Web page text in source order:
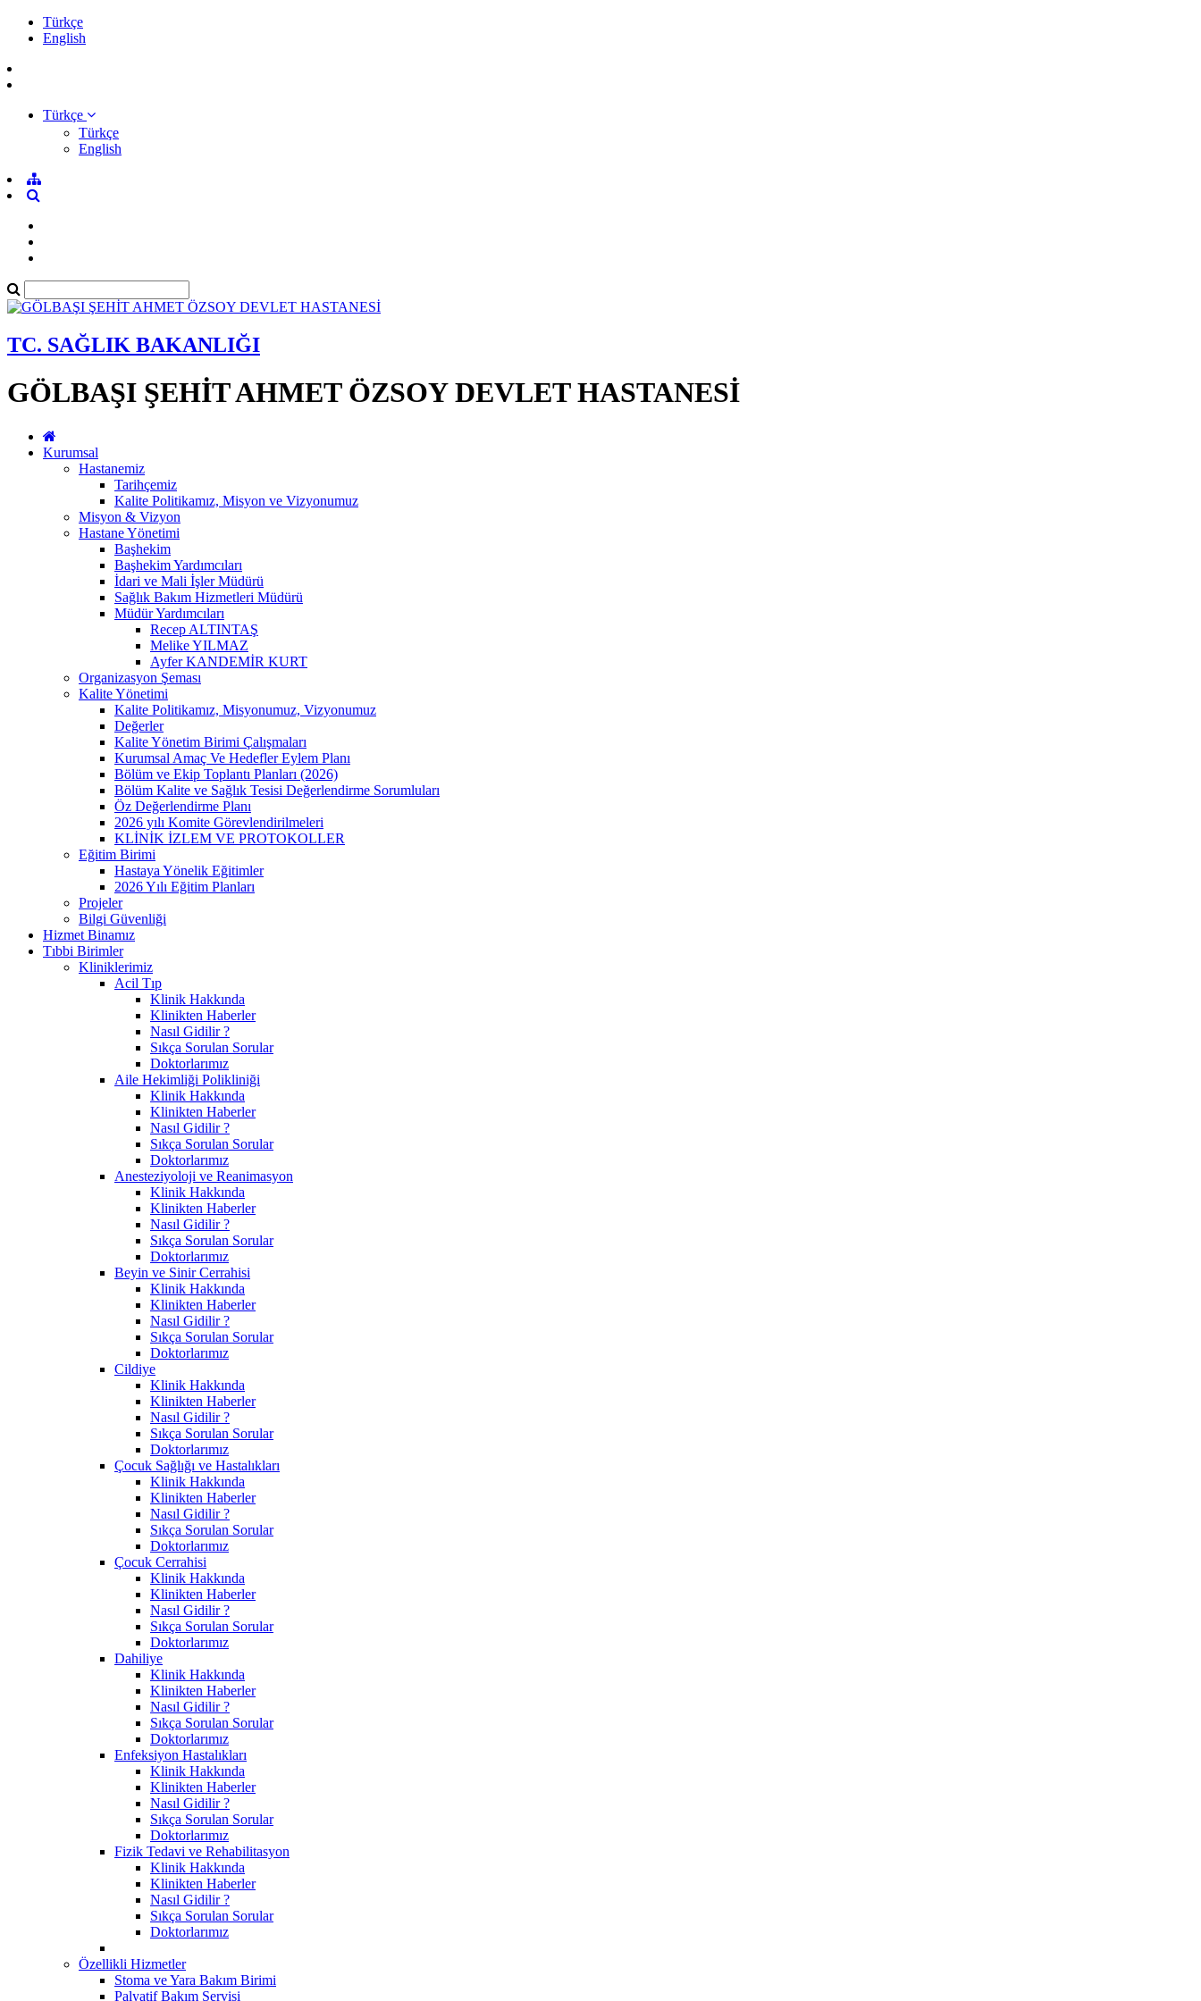
Türkçe
English
Türkçe
Türkçe
English
TC. SAĞLIK BAKANLIĞI
GÖLBAŞI ŞEHİT AHMET ÖZSOY DEVLET HASTANESİ
Kurumsal
Hastanemiz
Tarihçemiz
Kalite Politikamız, Misyon ve Vizyonumuz
Misyon & Vizyon
Hastane Yönetimi
Başhekim
Başhekim Yardımcıları
İdari ve Mali İşler Müdürü
Sağlık Bakım Hizmetleri Müdürü
Müdür Yardımcıları
Recep ALTINTAŞ
Melike YILMAZ
Ayfer KANDEMİR KURT
Organizasyon Şeması
Kalite Yönetimi
Kalite Politikamız, Misyonumuz, Vizyonumuz
Değerler
Kalite Yönetim Birimi Çalışmaları
Kurumsal Amaç Ve Hedefler Eylem Planı
Bölüm ve Ekip Toplantı Planları (2026)
Bölüm Kalite ve Sağlık Tesisi Değerlendirme Sorumluları
Öz Değerlendirme Planı
2026 yılı Komite Görevlendirilmeleri
KLİNİK İZLEM VE PROTOKOLLER
Eğitim Birimi
Hastaya Yönelik Eğitimler
2026 Yılı Eğitim Planları
Projeler
Bilgi Güvenliği
Hizmet Binamız
Tıbbi Birimler
Kliniklerimiz
Acil Tıp
Klinik Hakkında
Klinikten Haberler
Nasıl Gidilir ?
Sıkça Sorulan Sorular
Doktorlarımız
Aile Hekimliği Polikliniği
Klinik Hakkında
Klinikten Haberler
Nasıl Gidilir ?
Sıkça Sorulan Sorular
Doktorlarımız
Anesteziyoloji ve Reanimasyon
Klinik Hakkında
Klinikten Haberler
Nasıl Gidilir ?
Sıkça Sorulan Sorular
Doktorlarımız
Beyin ve Sinir Cerrahisi
Klinik Hakkında
Klinikten Haberler
Nasıl Gidilir ?
Sıkça Sorulan Sorular
Doktorlarımız
Cildiye
Klinik Hakkında
Klinikten Haberler
Nasıl Gidilir ?
Sıkça Sorulan Sorular
Doktorlarımız
Çocuk Sağlığı ve Hastalıkları
Klinik Hakkında
Klinikten Haberler
Nasıl Gidilir ?
Sıkça Sorulan Sorular
Doktorlarımız
Çocuk Cerrahisi
Klinik Hakkında
Klinikten Haberler
Nasıl Gidilir ?
Sıkça Sorulan Sorular
Doktorlarımız
Dahiliye
Klinik Hakkında
Klinikten Haberler
Nasıl Gidilir ?
Sıkça Sorulan Sorular
Doktorlarımız
Enfeksiyon Hastalıkları
Klinik Hakkında
Klinikten Haberler
Nasıl Gidilir ?
Sıkça Sorulan Sorular
Doktorlarımız
Fizik Tedavi ve Rehabilitasyon
Klinik Hakkında
Klinikten Haberler
Nasıl Gidilir ?
Sıkça Sorulan Sorular
Doktorlarımız
Özellikli Hizmetler
Stoma ve Yara Bakım Birimi
Palyatif Bakım Servisi